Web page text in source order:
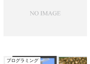
プログラミング